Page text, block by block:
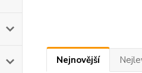
Nejnovější